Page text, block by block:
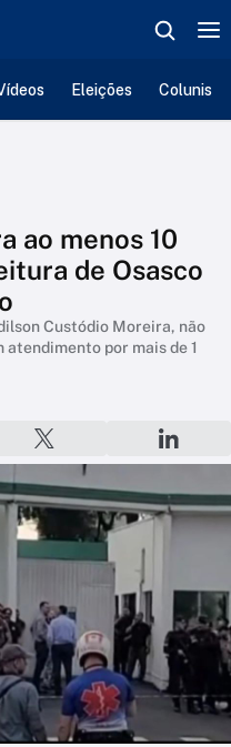
Eleições
ao menos 10
de Osasco
Custódio Moreira, não
por mais de 1